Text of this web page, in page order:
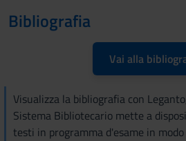
Bibliografia
Vai alla
Visualizza la bibliografia con
Sistema Bibliotecario mette a
testi in programma d'esame in